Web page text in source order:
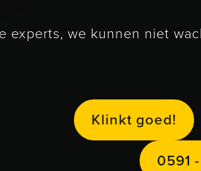
experts, we kunnen niet
Klinkt
Klinkt goed!
0591 -